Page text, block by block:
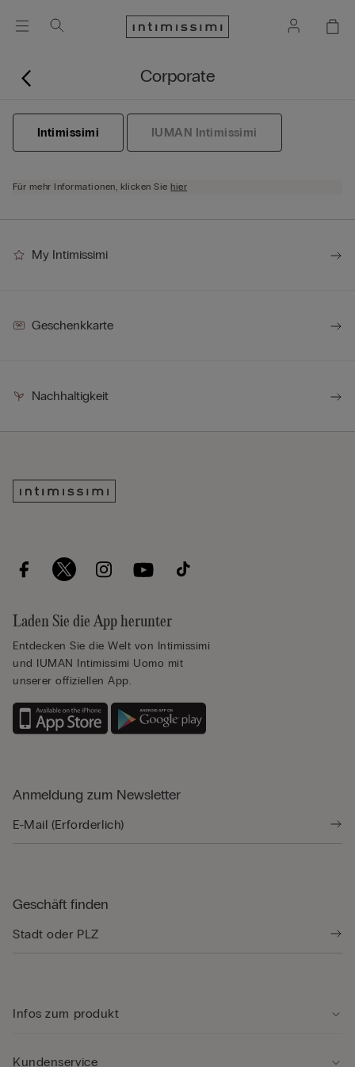
Corporate
Intimissimi IUMAN Intimissimi
Für mehr Informationen, klicken Sie hier
My Intimissimi
Geschenkkarte
Nachhaltigkeit
Laden Sie die App herunter
Entdecken Sie die Welt von Intimissimi
und IUMAN Intimissimi Uomo mit
unserer offiziellen App.
Anmeldung zum Newsletter
Geschäft finden
Infos zum produkt
Kundenservice